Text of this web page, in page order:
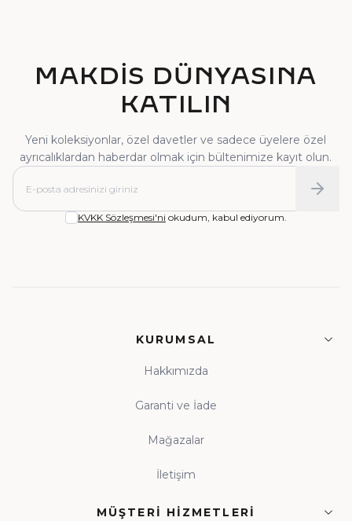
MAKDİS DÜNYASINA
KATILIN
Yeni koleksiyonlar, özel davetler ve sadece üyelere özel
ayrıcalıklardan haberdar olmak için bültenimize kayıt olun.
KVKK Sözleşmesi'ni okudum, kabul ediyorum.
KURUMSAL
Hakkımızda
Garanti ve İade
Mağazalar
İletişim
MÜŞTERI HIZMETLERI